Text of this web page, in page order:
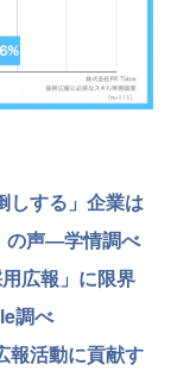
しする」企業は
の声―学情調べ
広報」に限界
調べ
報活動に貢献す